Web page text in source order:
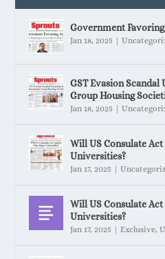
Government
Jan 18, 2025 |
GST Evasion
Group Housing
Jan 18, 2025 |
Will US Consulate Act
Universities?
Jan 17, 2025 |
Will US Consulate Act
Universities?
Jan 17, 2025 |Exclusive,